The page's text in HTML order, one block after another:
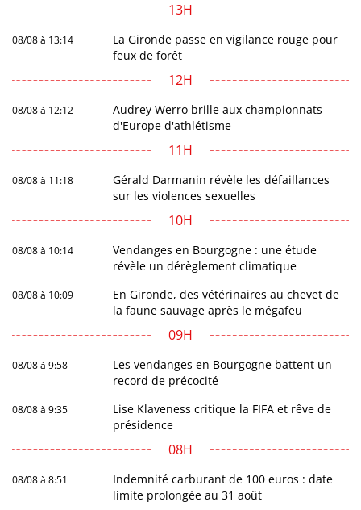
13H
08/08 à 13:14
La Gironde passe en vigilance rouge pour
feux de forêt
12H
08/08 à 12:12
Audrey Werro brille aux championnats
d'Europe d'athlétisme
11H
08/08 à 11:18
Gérald Darmanin révèle les défaillances
sur les violences sexuelles
10H
08/08 à 10:14
Vendanges en Bourgogne : une étude
révèle un dérèglement climatique
08/08 à 10:09
En Gironde, des vétérinaires au chevet de
la faune sauvage après le mégafeu
09H
08/08 à 9:58
Les vendanges en Bourgogne battent un
record de précocité
08/08 à 9:35
Lise Klaveness critique la FIFA et rêve de
présidence
08H
08/08 à 8:51
Indemnité carburant de 100 euros : date
limite prolongée au 31 août